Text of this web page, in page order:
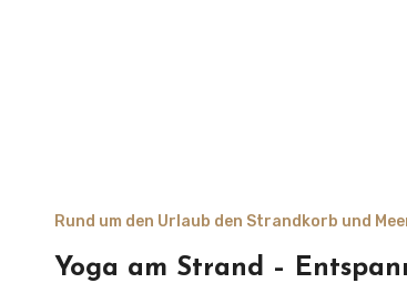
Rund um den Urlaub den Strandkorb und
Yoga am Strand –